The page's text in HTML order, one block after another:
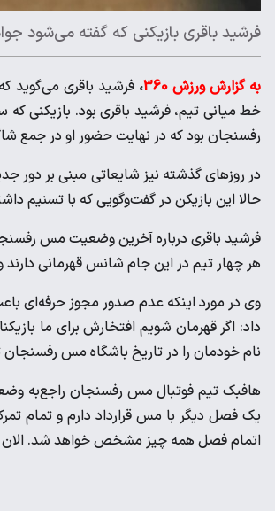
فرشید باقری بازیکنی که گفته می‌شود
به گزارش ورزش 360 ، فرشید باقری می‌گوید
خط میانی تیم، فرشید باقری بود. بازیکنی
رفسنجان بود که در نهایت حضور او در جمع
در روزهای گذشته نیز شایعاتی مبنی بر دور
حالا این بازیکن در گفت‌وگویی که با تسنیم
فرشید باقری درباره آخرین وضعیت مس
هر چهار تیم در این جام شانس قهرمانی
وی در مورد اینکه عدم صدور مجوز حرفه‌ای
داد: اگر قهرمان شویم افتخارش برای ما
نام خودمان را در تاریخ باشگاه مس
هافبک تیم فوتبال مس رفسنجان راجع‌به
یک فصل دیگر با مس قرارداد دارم و تمام
اتمام فصل همه چیز مشخص خواهد شد. الان